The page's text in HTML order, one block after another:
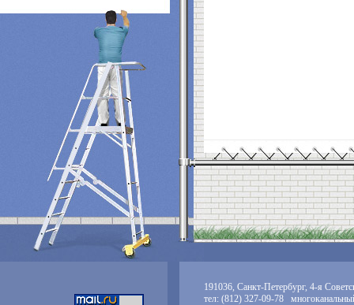
191036, Санкт-Петербург, 4-я
тел: (812) 327-09-78